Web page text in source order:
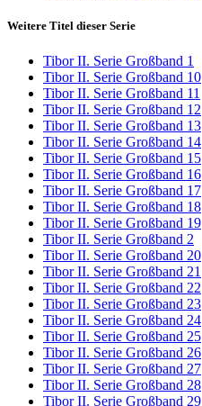
Weitere Titel dieser Serie
Tibor II. Serie Großband 1
Tibor II. Serie Großband 10
Tibor II. Serie Großband 11
Tibor II. Serie Großband 12
Tibor II. Serie Großband 13
Tibor II. Serie Großband 14
Tibor II. Serie Großband 15
Tibor II. Serie Großband 16
Tibor II. Serie Großband 17
Tibor II. Serie Großband 18
Tibor II. Serie Großband 19
Tibor II. Serie Großband 2
Tibor II. Serie Großband 20
Tibor II. Serie Großband 21
Tibor II. Serie Großband 22
Tibor II. Serie Großband 23
Tibor II. Serie Großband 24
Tibor II. Serie Großband 25
Tibor II. Serie Großband 26
Tibor II. Serie Großband 27
Tibor II. Serie Großband 28
Tibor II. Serie Großband 29